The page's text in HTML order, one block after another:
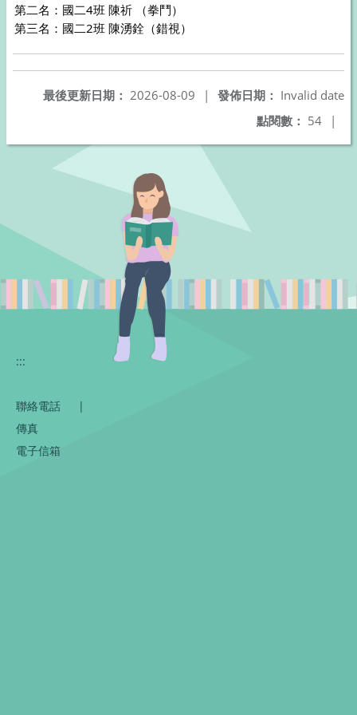
第二名：國二4班 陳祈 （拳鬥）
第三名：國二2班 陳湧銓（錯視）
發佈日期： Invalid date
最後更新日期： 2026-08-09
|
點閱數： 54 |
:::
聯絡電話
|
傳真
電子信箱